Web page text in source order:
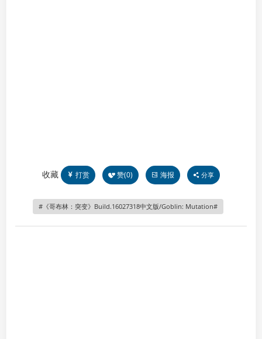
收藏 打赏 赞(0) 海报 分享
《哥布林：突变》Build.16027318中文版/Goblin: Mutation